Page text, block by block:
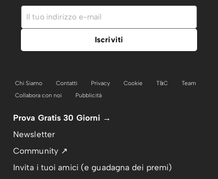
Chi Siamo Contatti Privacy Cookie T&C
Team
Collabora con noi
Pubblicità
Prova Gratis 30 Giorni →
Newsletter
Community ↗
Invita i tuoi amici (e guadagna dei premi)